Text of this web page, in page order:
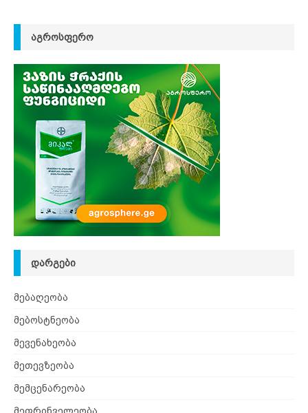
ᲐᲒᲠᲝᲡᲤᲔᲠᲝ
ᲓᲐᲠᲒᲔᲑᲘ
მებაღეობა
მებოსტნეობა
მევენახეობა
მეთევზეობა
მემცენარეობა